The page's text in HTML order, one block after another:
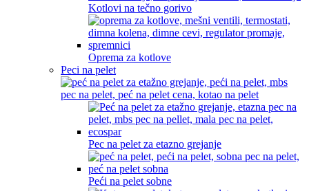
Kotlovi na tečno gorivo
Oprema za kotlove
Peci na pelet
Pec na pelet za etazno grejanje
Peći na pelet sobne